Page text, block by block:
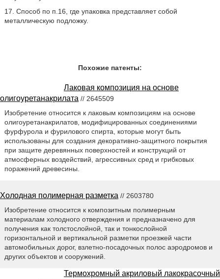
17. Способ по п.16, где упаковка представляет собой
металлическую подложку.
Похожие патенты:
Лаковая композиция на основе
олигоуретанакрилата // 2645509
Изобретение относится к лаковым композициям на основе
олигоуретанакрилатов, модифицированных соединениями
фурфурола и фурилового спирта, которые могут быть
использованы для создания декоративно-защитного покрытия
при защите деревянных поверхностей и конструкций от
атмосферных воздействий, агрессивных сред и грибковых
поражений древесины.
Холодная полимерная разметка // 2603780
Изобретение относится к композитным полимерным
материалам холодного отверждения и предназначено для
получения как толстослойной, так и тонкослойной
горизонтальной и вертикальной разметки проезжей части
автомобильных дорог, взлетно-посадочных полос аэродромов и
других объектов и сооружений.
Термохромный акриловый лакокрасочный